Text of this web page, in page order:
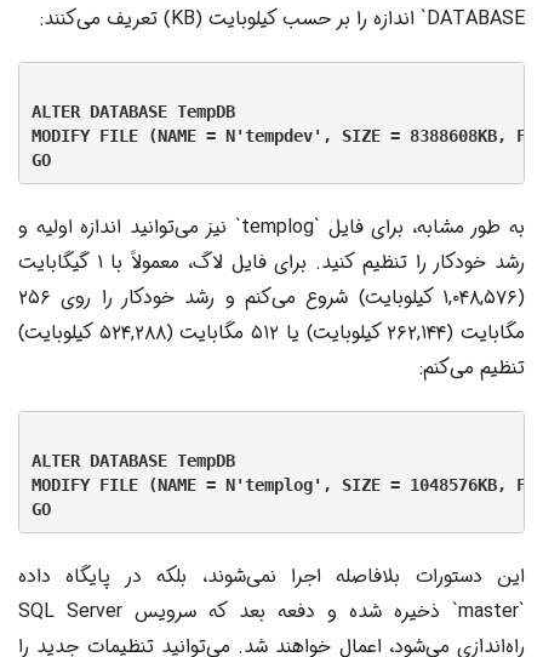
DATABASE` اندازه را بر حسب کیلوبایت (KB) تعریف می‌کنند:
ALTER DATABASE TempDB
MODIFY FILE (NAME = N'tempdev', SIZE = 8388608KB,
GO
به طور مشابه، برای فایل `templog` نیز می‌توانید اندازه اولیه و
رشد خودکار را تنظیم کنید. برای فایل لاگ، معمولاً با ۱ گیگابایت
(۱,۰۴۸,۵۷۶ کیلوبایت) شروع می‌کنم و رشد خودکار را روی ۲۵۶
مگابایت (۲۶۲,۱۴۴ کیلوبایت) یا ۵۱۲ مگابایت (۵۲۴,۲۸۸ کیلوبایت)
تنظیم می‌کنم:
ALTER DATABASE TempDB
MODIFY FILE (NAME = N'templog', SIZE = 1048576KB,
GO
این دستورات بلافاصله اجرا نمی‌شوند، بلکه در پایگاه داده
`master` ذخیره شده و دفعه بعد که سرویس SQL Server
راه‌اندازی می‌شود، اعمال خواهند شد. می‌توانید تنظیمات جدید را